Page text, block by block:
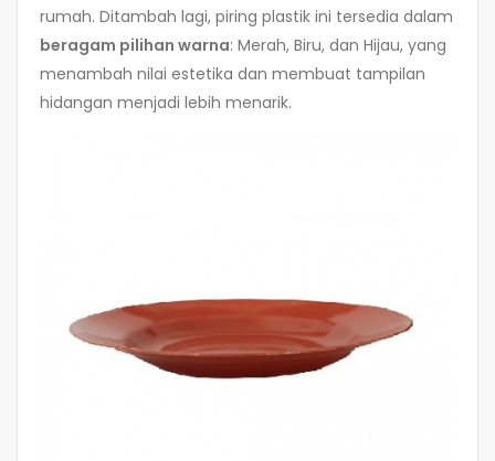
rumah. Ditambah lagi, piring plastik ini tersedia dalam
beragam pilihan warna: Merah, Biru, dan Hijau, yang
menambah nilai estetika dan membuat tampilan
hidangan menjadi lebih menarik.